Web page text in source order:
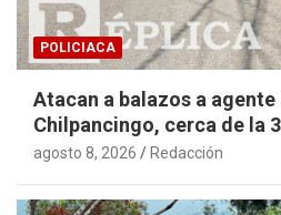
POLICIACA
Atacan a balazos a
Chilpancingo, cerca de la
agosto 8, 2026 Redacción